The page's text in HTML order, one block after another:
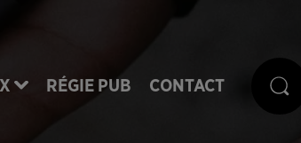
RÉGIE PUB CONTACT